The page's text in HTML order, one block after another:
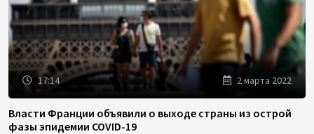
17:14 2 марта 2022
Власти Франции объявили о выходе страны из острой
фазы эпидемии COVID-19